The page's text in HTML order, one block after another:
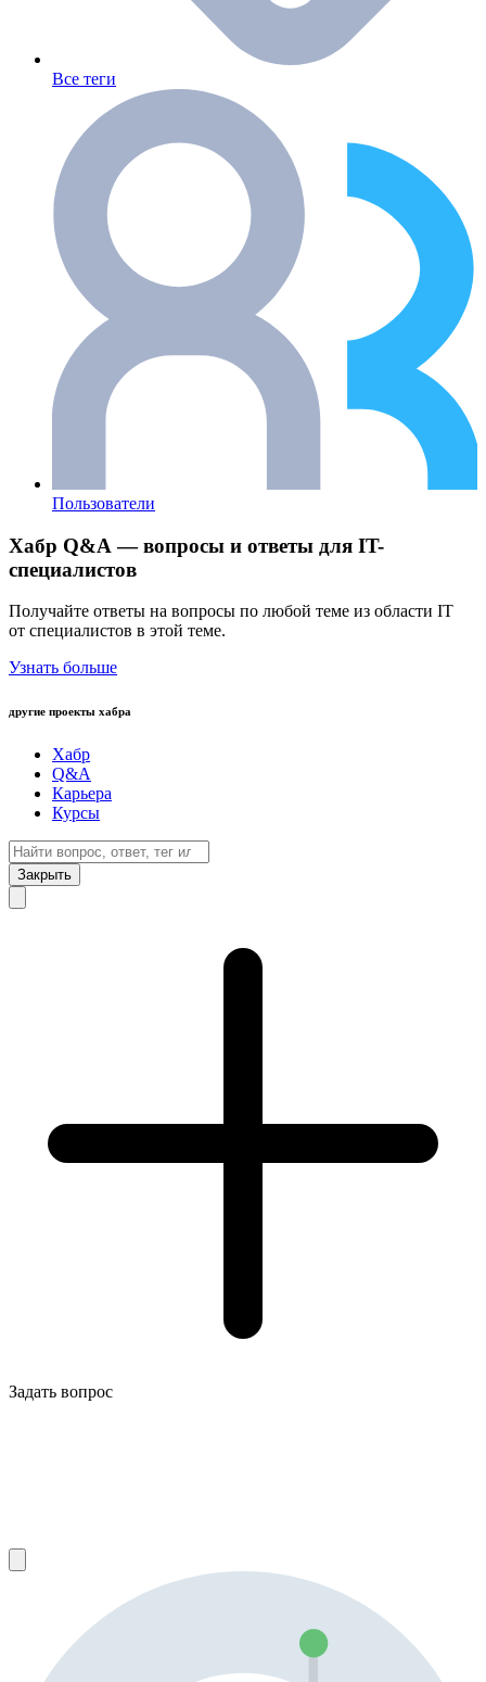
Все теги
Пользователи
Хабр Q&A — вопросы и ответы для IT-
специалистов
Получайте ответы на вопросы по любой теме из области IT
от специалистов в этой теме.
Узнать больше
другие проекты хабра
Хабр
Q&A
Карьера
Курсы
Закрыть
Задать вопрос